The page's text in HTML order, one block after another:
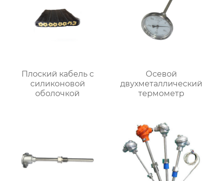
Плоский кабель с
силиконовой
оболочкой
Осевой
двухметаллический
термометр